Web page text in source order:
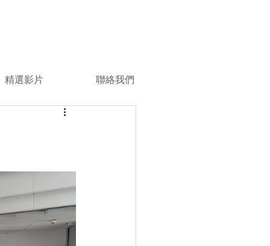
精選影片 聯絡我們